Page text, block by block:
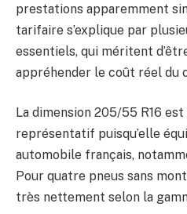
prestations apparemment
tarifaire s’explique par
essentiels, qui méritent
appréhender le coût réel du
La dimension 205/55 R16
représentatif puisqu’elle
automobile français,
Pour quatre pneus sans
très nettement selon la